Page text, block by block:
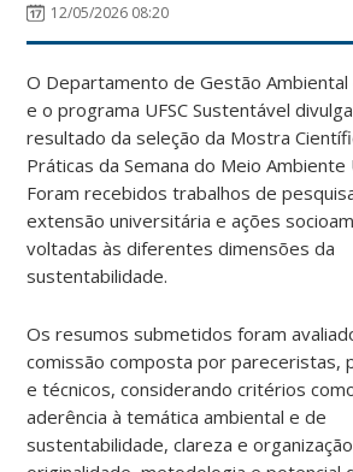
12/05/2026 08:20
O Departamento de Gestão Ambiental
e o programa UFSC Sustentável
resultado da seleção da Mostra
Práticas da Semana do Meio Ambiente
Foram recebidos trabalhos de
extensão universitária e ações
voltadas às diferentes dimensões da
sustentabilidade.
Os resumos submetidos foram
comissão composta por pareceristas,
e técnicos, considerando critérios
aderência à temática ambiental e de
sustentabilidade, clareza e